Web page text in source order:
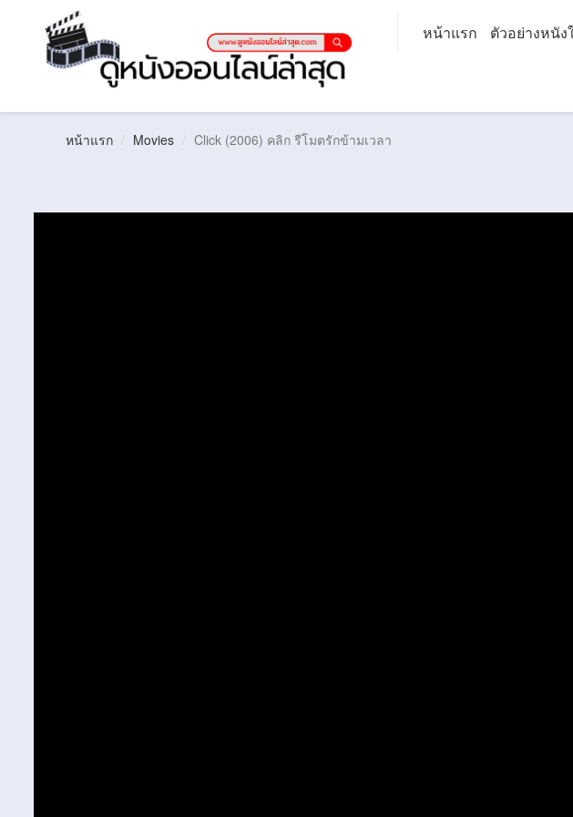
หน้าแรก ตัวอย่างหนัง
หน้าแรก Movies Click (2006) คลิก รีโมตรักข้ามเวลา